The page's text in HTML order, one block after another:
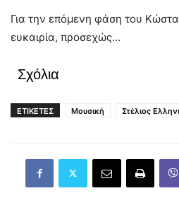
Για την επόμενη φάση του
ευκαιρία, προσεχώς…
Σχόλια
ΕΤΙΚΕΤΕΣ Μουσική Στέλιος